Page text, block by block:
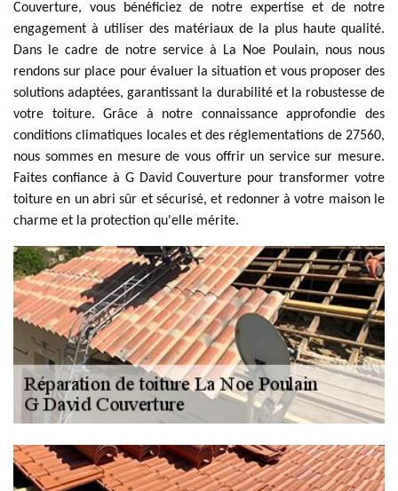
Couverture, vous bénéficiez de notre expertise et de notre
engagement à utiliser des matériaux de la plus haute qualité.
Dans le cadre de notre service à La Noe Poulain, nous nous
rendons sur place pour évaluer la situation et vous proposer des
solutions adaptées, garantissant la durabilité et la robustesse de
votre toiture. Grâce à notre connaissance approfondie des
conditions climatiques locales et des réglementations de 27560,
nous sommes en mesure de vous offrir un service sur mesure.
Faites confiance à G David Couverture pour transformer votre
toiture en un abri sûr et sécurisé, et redonner à votre maison le
charme et la protection qu'elle mérite.